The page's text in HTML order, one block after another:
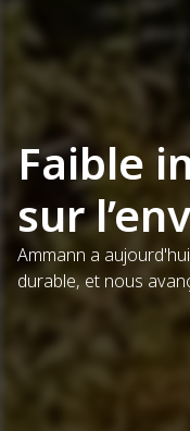
Faible
sur
Ammann a
durable, et nous